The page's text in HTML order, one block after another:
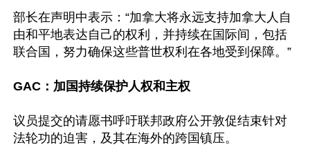
部长在声明中表示：“加拿大将永远支持加拿大人自
由和平地表达自己的权利，并持续在国际间，包括
联合国，努力确保这些普世权利在各地受到保障。”
GAC：加国持续保护人权和主权
议员提交的请愿书呼吁联邦政府公开敦促结束针对
法轮功的迫害，及其在海外的跨国镇压。